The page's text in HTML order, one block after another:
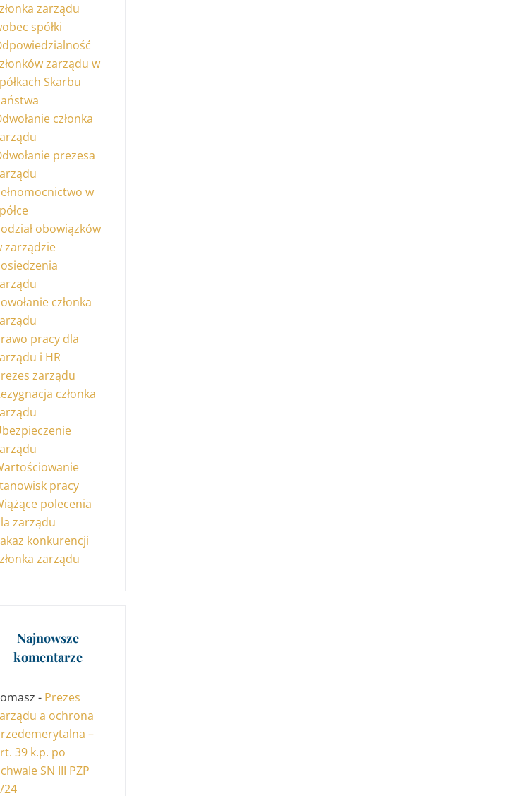
zarządu
spółki
zarządu w
Skarbu
członka
prezesa
w
obowiązków
zarządzie
członka
pracy dla
i HR
zarządu
członka
pracy
polecenia
zarządu
konkurencji
zarządu
Najnowsze
komentarze
- Prezes
a ochrona
–
39 k.p. po
SN III PZP
24